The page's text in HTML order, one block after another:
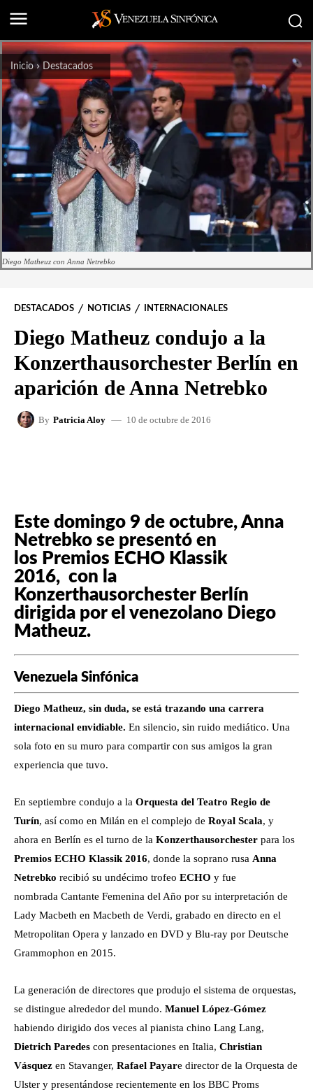
Inicio Destacados
Diego Matheuz con Anna Netrebko
DESTACADOS NOTICIAS INTERNACIONALES
Diego Matheuz condujo a la
Konzerthausorchester Berlín en
aparición de Anna Netrebko
By Patricia Aloy 10 de octubre de 2016
Este domingo 9 de octubre, Anna
Netrebko se presentó en
los Premios ECHO Klassik
2016, con la
Konzerthausorchester Berlín
dirigida por el venezolano Diego
Matheuz.
Venezuela Sinfónica
Diego Matheuz, sin duda, se está trazando una carrera
internacional envidiable. En silencio, sin ruido mediático. Una
sola foto en su muro para compartir con sus amigos la gran
experiencia que tuvo.
En septiembre condujo a la Orquesta del Teatro Regio de
Turín, así como en Milán en el complejo de Royal Scala, y
ahora en Berlín es el turno de la Konzerthausorchester para los
Premios ECHO Klassik 2016, donde la soprano rusa Anna
Netrebko recibió su undécimo trofeo ECHO y fue
nombrada Cantante Femenina del Año por su interpretación de
Lady Macbeth en Macbeth de Verdi, grabado en directo en el
Metropolitan Opera y lanzado en DVD y Blu-ray por Deutsche
Grammophon en 2015.
La generación de directores que produjo el sistema de orquestas,
se distingue alrededor del mundo. Manuel López-Gómez
habiendo dirigido dos veces al pianista chino Lang Lang,
Dietrich Paredes con presentaciones en Italia, Christian
Vásquez en Stavanger, Rafael Payare director de la Orquesta de
Ulster y presentándose recientemente en los BBC Proms